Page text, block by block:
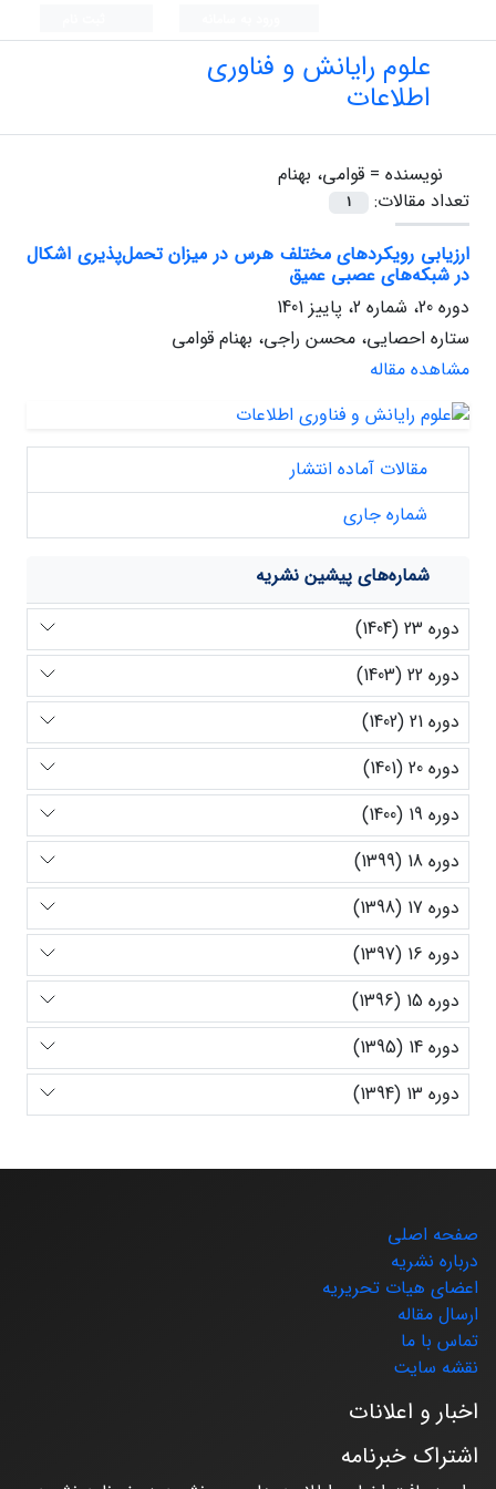
علوم رایانش و فناوری
اطلاعات
نویسنده = قوامی، بهنام
تعداد مقالات:
1
ارزیابی رویکردهای مختلف هرس در میزان تحمل‌پذیری اشکال
در شبکه‌های عصبی عمیق
دوره 20، شماره 2، پاییز 1401
ستاره احصایی، محسن راجی، بهنام قوامی
مشاهده مقاله
مقالات آماده انتشار
شماره جاری
شماره‌های پیشین نشریه
دوره 23 (1404)
دوره 22 (1403)
دوره 21 (1402)
دوره 20 (1401)
دوره 19 (1400)
دوره 18 (1399)
دوره 17 (1398)
دوره 16 (1397)
دوره 15 (1396)
دوره 14 (1395)
دوره 13 (1394)
صفحه اصلی
درباره نشریه
اعضای هیات تحریریه
ارسال مقاله
تماس با ما
نقشه سایت
اخبار و اعلانات
اشتراک خبرنامه